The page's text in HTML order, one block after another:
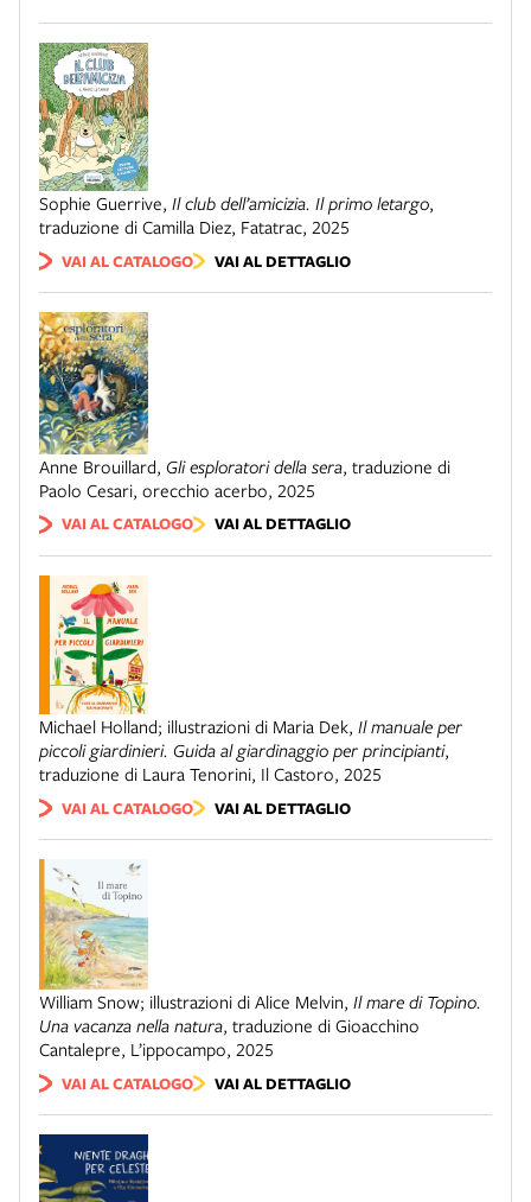
Sophie Guerrive, Il club dell’amicizia. Il primo letargo,
traduzione di Camilla Diez, Fatatrac, 2025
VAI AL CATALOGO VAI AL DETTAGLIO
Anne Brouillard, Gli esploratori della sera, traduzione di
Paolo Cesari, orecchio acerbo, 2025
VAI AL CATALOGO VAI AL DETTAGLIO
Michael Holland; illustrazioni di Maria Dek, Il manuale per
piccoli giardinieri. Guida al giardinaggio per principianti,
traduzione di Laura Tenorini, Il Castoro, 2025
VAI AL CATALOGO VAI AL DETTAGLIO
William Snow; illustrazioni di Alice Melvin, Il mare di Topino.
Una vacanza nella natura, traduzione di Gioacchino
Cantalepre, L’ippocampo, 2025
VAI AL CATALOGO VAI AL DETTAGLIO